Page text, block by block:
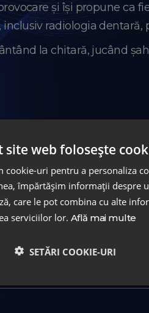
și își propune ca
radiologia
la chitară, jucând
teonline
unul dintre asistenții
site web folosește
cookie-uri pentru a personaliza
împărtășim informații despre
care le pot combina cu alte
serviciilor lor. Află mai multe
SETĂRI COOKIE-URI